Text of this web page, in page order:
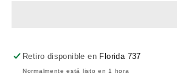
Retiro disponible en Florida 737
Normalmente está listo en 1 hora